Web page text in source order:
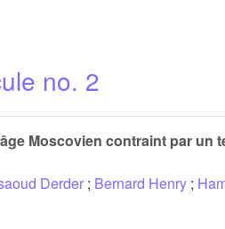
no. 2
Moscovien contraint par un
Derder ; Bernard Henry ;